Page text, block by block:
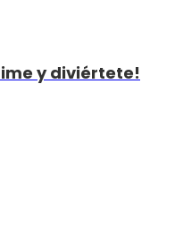
y diviértete!